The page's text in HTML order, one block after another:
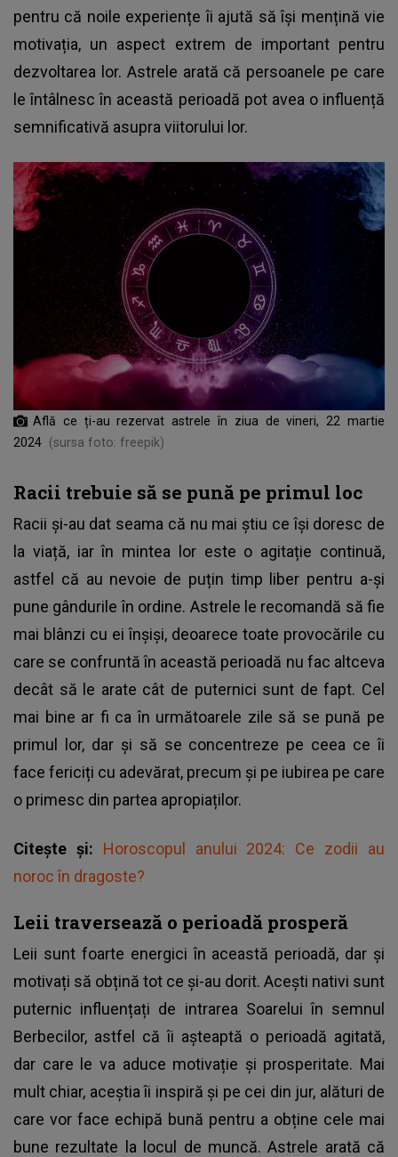
pentru că noile experiențe îi ajută să își mențină vie
motivația, un aspect extrem de important pentru
dezvoltarea lor. Astrele arată că persoanele pe care
le întâlnesc în această perioadă pot avea o influență
semnificativă asupra viitorului lor.
Află ce ți-au rezervat astrele în ziua de vineri, 22 martie
2024 (sursa foto: freepik)
Racii trebuie să se pună pe primul loc
Racii și-au dat seama că nu mai știu ce își doresc de
la viață, iar în mintea lor este o agitație continuă,
astfel că au nevoie de puțin timp liber pentru a-și
pune gândurile în ordine. Astrele le recomandă să fie
mai blânzi cu ei înșiși, deoarece toate provocările cu
care se confruntă în această perioadă nu fac altceva
decât să le arate cât de puternici sunt de fapt. Cel
mai bine ar fi ca în următoarele zile să se pună pe
primul lor, dar și să se concentreze pe ceea ce îi
face fericiți cu adevărat, precum și pe iubirea pe care
o primesc din partea apropiaților.
Citește și: Horoscopul anului 2024: Ce zodii au
noroc în dragoste?
Leii traversează o perioadă prosperă
Leii sunt foarte energici în această perioadă, dar și
motivați să obțină tot ce și-au dorit. Acești nativi sunt
puternic influențați de intrarea Soarelui în semnul
Berbecilor, astfel că îi așteaptă o perioadă agitată,
dar care le va aduce motivație și prosperitate. Mai
mult chiar, aceștia îi inspiră și pe cei din jur, alături de
care vor face echipă bună pentru a obține cele mai
bune rezultate la locul de muncă. Astrele arată că